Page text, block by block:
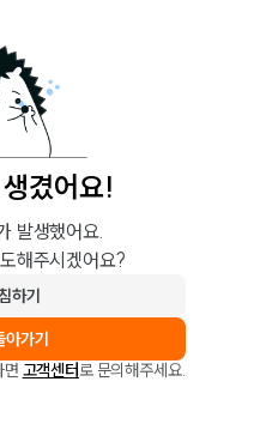
겼어요!
발생했어요.
해주시겠어요?
하기
아가기
면 고객센터로 문의해주세요.